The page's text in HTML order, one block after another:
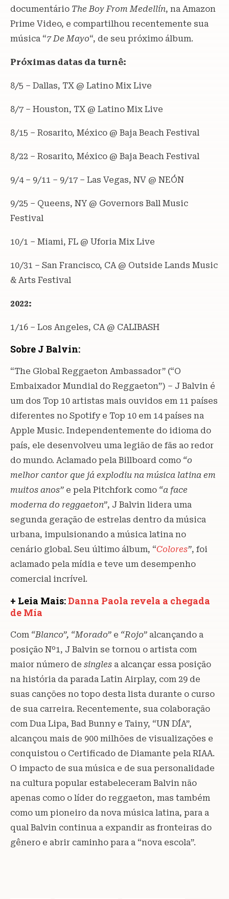
documentário The Boy From Medellín, na Amazon
Prime Video, e compartilhou recentemente sua
música “7 De Mayo“, de seu próximo álbum.
Próximas datas da turnê:
8/5 – Dallas, TX @ Latino Mix Live
8/7 – Houston, TX @ Latino Mix Live
8/15 – Rosarito, México @ Baja Beach Festival
8/22 – Rosarito, México @ Baja Beach Festival
9/4 – 9/11 – 9/17 – Las Vegas, NV @ NEÓN
9/25 – Queens, NY @ Governors Ball Music
Festival
10/1 – Miami, FL @ Uforia Mix Live
10/31 – San Francisco, CA @ Outside Lands Music
& Arts Festival
2022:
1/16 – Los Angeles, CA @ CALIBASH
Sobre J Balvin:
“The Global Reggaeton Ambassador” (“O
Embaixador Mundial do Reggaeton”) – J Balvin é
um dos Top 10 artistas mais ouvidos em 11 países
diferentes no Spotify e Top 10 em 14 países na
Apple Music. Independentemente do idioma do
país, ele desenvolveu uma legião de fãs ao redor
do mundo. Aclamado pela Billboard como “o
melhor cantor que já explodiu na música latina em
muitos anos” e pela Pitchfork como “a face
moderna do reggaeton”, J Balvin lidera uma
segunda geração de estrelas dentro da música
urbana, impulsionando a música latina no
cenário global. Seu último álbum, “Colores”, foi
aclamado pela mídia e teve um desempenho
comercial incrível.
+ Leia Mais:Danna Paola revela a chegada
de Mía
Com “Blanco”, “Morado” e “Rojo” alcançando a
posição Nº1, J Balvin se tornou o artista com
maior número de singles a alcançar essa posição
na história da parada Latin Airplay, com 29 de
suas canções no topo desta lista durante o curso
de sua carreira. Recentemente, sua colaboração
com Dua Lipa, Bad Bunny e Tainy, “UN DÍA”,
alcançou mais de 900 milhões de visualizações e
conquistou o Certificado de Diamante pela RIAA.
O impacto de sua música e de sua personalidade
na cultura popular estabeleceram Balvin não
apenas como o líder do reggaeton, mas também
como um pioneiro da nova música latina, para a
qual Balvin continua a expandir as fronteiras do
gênero e abrir caminho para a “nova escola”.